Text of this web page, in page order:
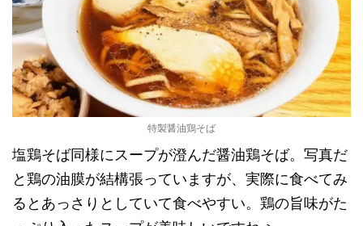
特製醤油鶏そば
塩鶏そば同様にスープが澄んだ醤油鶏そば。写真だ
と鶏の油膜が結構張っていますが、実際に食べてみ
るとあっさりとしていて食べやすい。鶏の旨味がた